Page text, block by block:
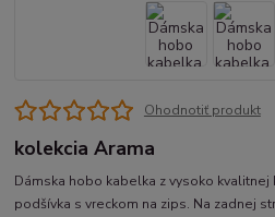
Ohodnotiť produkt
kolekcia Arama
Dámska hobo kabelka z vysoko kvalitnej
podšívka s vreckom na zips. Na zadnej